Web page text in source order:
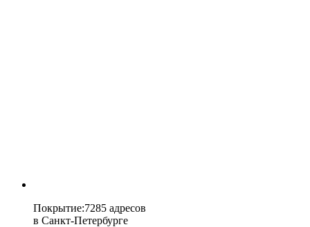
Покрытие:7285 адресов
в Санкт-Петербурге